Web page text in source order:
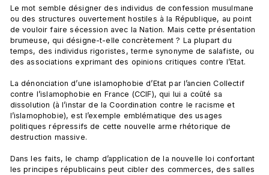
Le mot semble désigner des individus de confession musulmane
ou des structures ouvertement hostiles à la République, au point
de vouloir faire sécession avec la Nation. Mais cette présentation
brumeuse, qui désigne-t-elle concrètement ? La plupart du
temps, des individus rigoristes, terme synonyme de salafiste, ou
des associations exprimant des opinions critiques contre l’Etat.
La dénonciation d’une islamophobie d’Etat par l’ancien Collectif
contre l’islamophobie en France (CCIF), qui lui a coûté sa
dissolution (à l’instar de la Coordination contre le racisme et
l’islamophobie), est l’exemple emblématique des usages
politiques répressifs de cette nouvelle arme rhétorique de
destruction massive.
Dans les faits, le champ d’application de la nouvelle loi confortant
les principes républicains peut cibler des commerces, des salles